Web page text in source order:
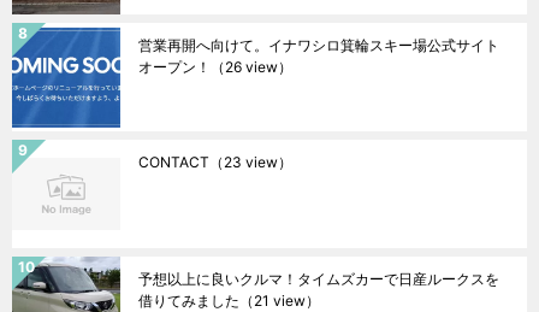
営業再開へ向けて。イナワシロ箕輪スキー場公式サイト
オープン！
（26 view）
CONTACT （23 view）
予想以上に良いクルマ！タイムズカーで日産ルークスを
借りてみました （21 view）